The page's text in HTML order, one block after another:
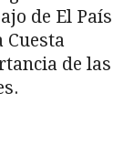
de El País
de las